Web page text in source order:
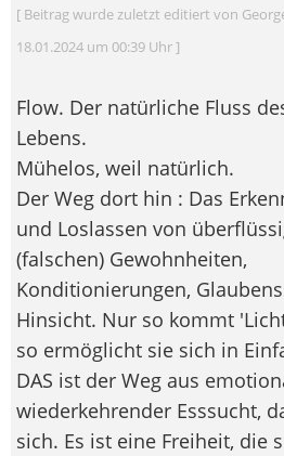
[ Beitrag wurde zuletzt editiert von
18.01.2024 um 00:39 Uhr ]
Flow. Der natürliche Fluss
Lebens.
Mühelos, weil natürlich.
Der Weg dort hin : Das
und Loslassen von
(falschen) Gewohnheiten,
Konditionierungen,
Hinsicht. Nur so kommt
so ermöglicht sie sich in
DAS ist der Weg aus
wiederkehrender Esssucht,
sich. Es ist eine Freiheit, die